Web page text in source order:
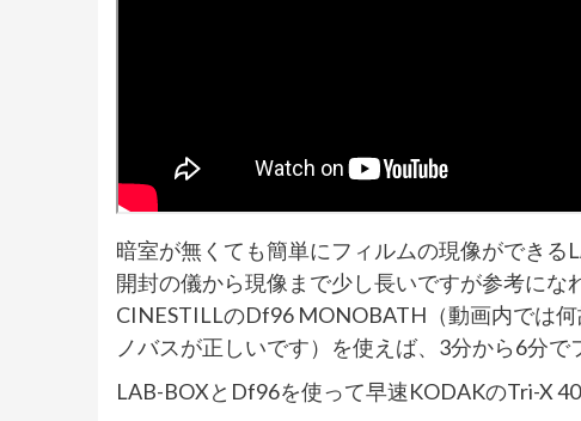
暗室が無くても簡単にフィルムの現像ができる
開封の儀から現像まで少し長いですが参考にな
CINESTILLのDf96 MONOBATH（動画内では
ノバスが正しいです）を使えば、3分から6分で
LAB-BOXとDf96を使って早速KODAKのTri-X